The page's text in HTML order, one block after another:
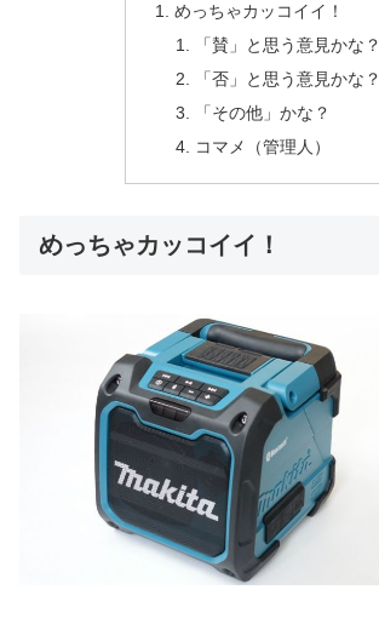
めっちゃカッコイイ！
「賛」と思う意見かな？
「否」と思う意見かな？
「その他」かな？
コマメ（管理人）
めっちゃカッコイイ！